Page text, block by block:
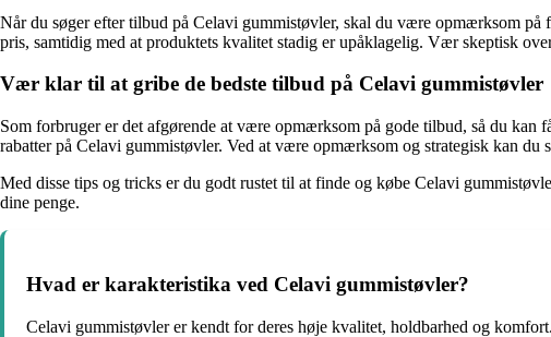
Når du søger efter tilbud på Celavi gummistøvler, skal du være opmærksom
pris, samtidig med at produktets kvalitet stadig er upåklagelig. Vær skeptisk
Vær klar til at gribe de bedste tilbud på Celavi gummistøvler
Som forbruger er det afgørende at være opmærksom på gode tilbud, så du
rabatter på Celavi gummistøvler. Ved at være opmærksom og strategisk kan
Med disse tips og tricks er du godt rustet til at finde og købe Celavi
dine penge.
Hvad er karakteristika ved Celavi gummistøvler?
Celavi gummistøvler er kendt for deres høje kvalitet, holdbarhed og